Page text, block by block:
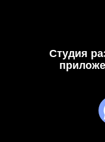
Студия